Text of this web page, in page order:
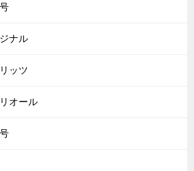
ナル
ッツ
オール